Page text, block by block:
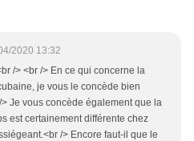
2020 13:32
/> <br /> En ce qui concerne la
je vous le concède bien
Je vous concède également que la
est certainement différente chez
/> Encore faut-il que le